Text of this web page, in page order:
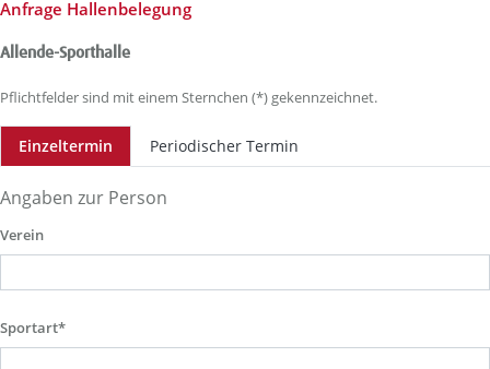
Anfrage Hallenbelegung
Allende-Sporthalle
Pflichtfelder sind mit einem Sternchen (*) gekennzeichnet.
Einzeltermin Periodischer Termin
Angaben zur Person
Verein
Sportart*